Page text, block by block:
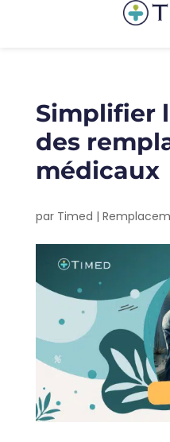
Simplifier
des
médicaux
par Timed |